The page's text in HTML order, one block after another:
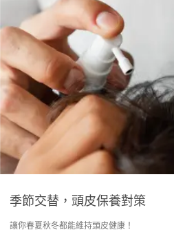
季節交替，頭皮保養對策
讓你春夏秋冬都能維持頭皮健康！